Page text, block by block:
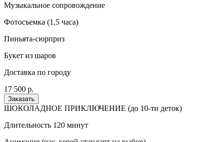
Музыкальное сопровождение
Фотосъемка (1,5 часа)
Пиньята-сюрприз
Букет из шаров
Доставка по городу
17 500 р.
Заказать
ШОКОЛАДНОЕ ПРИКЛЮЧЕНИЕ (до 10-ти деток)
Длительность 120 минут